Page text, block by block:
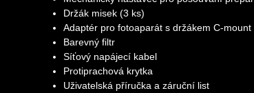
Držák misek (3 ks)
Adaptér pro fotoaparát s držákem C-mount
Barevný filtr
Síťový napájecí kabel
Protiprachová krytka
Uživatelská příručka a záruční list